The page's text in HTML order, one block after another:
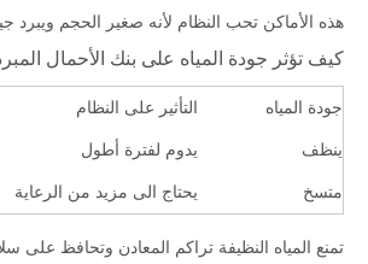
هذه الأماكن تحب النظام لأنه صغير الحجم ويبرد
كيف تؤثر جودة المياه على بنك الأحمال
جودة المياه
التأثير على النظام
ينظف
يدوم لفترة أطول
متسخ
يحتاج الى مزيد من الرعاية
تمنع المياه النظيفة تراكم المعادن وتحافظ على